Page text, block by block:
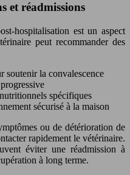
et réadmissions
hospitalisation est un aspect
peut recommander des
soutenir la convalescence
spécifiques
sécurisé à la maison
ou de détérioration de
rapidement le vétérinaire.
éviter une réadmission à
à long terme.